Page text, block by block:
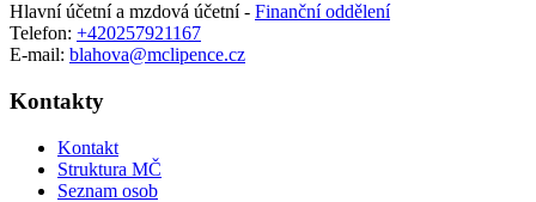
Hlavní účetní a mzdová účetní - Finanční oddělení
Telefon: +420257921167
E-mail: blahova@mclipence.cz
Kontakty
Kontakt
Struktura MČ
Seznam osob